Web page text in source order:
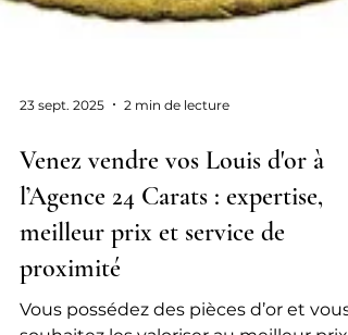
23 sept. 2025 2 min de lecture
Venez vendre vos Louis d'or à
l’Agence 24 Carats : expertise,
meilleur prix et service de
proximité